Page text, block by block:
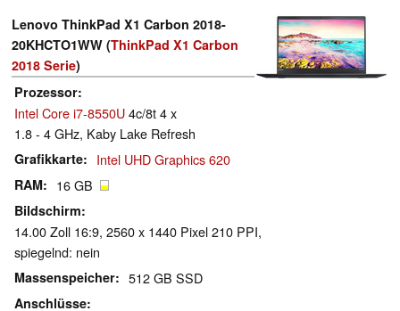
Lenovo ThinkPad X1 Carbon 2018-
20KHCTO1WW (ThinkPad X1 Carbon
2018 Serie)
Prozessor
Intel Core i7-8550U4c/8t 4 x
1.8 - 4 GHz, Kaby Lake Refresh
Grafikkarte Intel UHD Graphics 620
RAM 16 GB
Bildschirm
14.00 Zoll 16:9, 2560 x 1440 Pixel 210 PPI,
spiegelnd: nein
Massenspeicher 512 GB SSD
Anschlüsse